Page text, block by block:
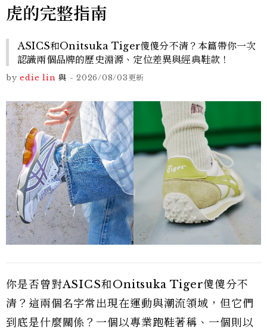
虎的完整指南
ASICS和Onitsuka Tiger傻傻分不清？本篇帶你一次
認識兩個品牌的歷史淵源、定位差異與經典鞋款！
by edie lin 與 - 2026/08/03更新
你是否曾對ASICS和Onitsuka Tiger傻傻分不
清？這兩個名字常出現在運動與潮流領域，但它們
到底是什麼關係？一個以專業跑鞋著稱、一個則以